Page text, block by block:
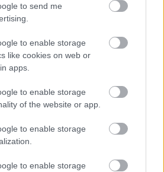
to send me
to enable storage
like cookies on web or
apps.
to enable storage
of the website or app.
to enable storage
to enable storage
málo úložného miesta. V tomto byte
| Môjdom.sk
málo úložného miesta. V tomto byte
| Môjdom.sk
tá brezová preglejka a čisté línie vyzerajú super.
mýtus pri ošetrení dreva a môže vás
ho ochrániť pred hnitím a škodcami?
drahe drevo bolo predtym naparovane aby